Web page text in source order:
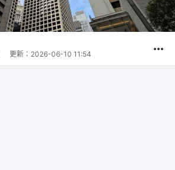
更新： 2026-06-10 11:54